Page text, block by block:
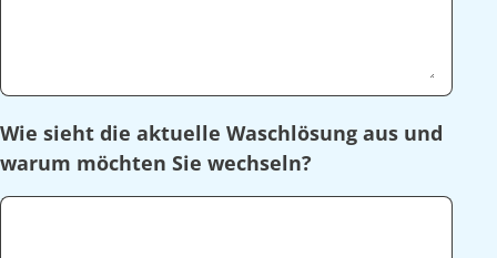
Wie sieht die aktuelle Waschlösung aus und
warum möchten Sie wechseln?